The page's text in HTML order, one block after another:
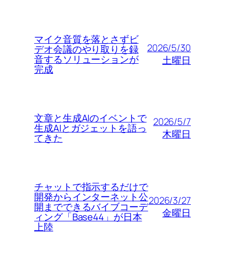
マイク音質を落とさずビ
デオ会議のやり取りを録
音するソリューションが
完成
2026/5/30
土曜日
文章と生成AIのイベントで
生成AIとガジェットを語っ
てきた
2026/5/7
木曜日
チャットで指示するだけで
開発からインターネット公
開までできるバイブコーデ
ィング「Base44」が日本
上陸
2026/3/27
金曜日